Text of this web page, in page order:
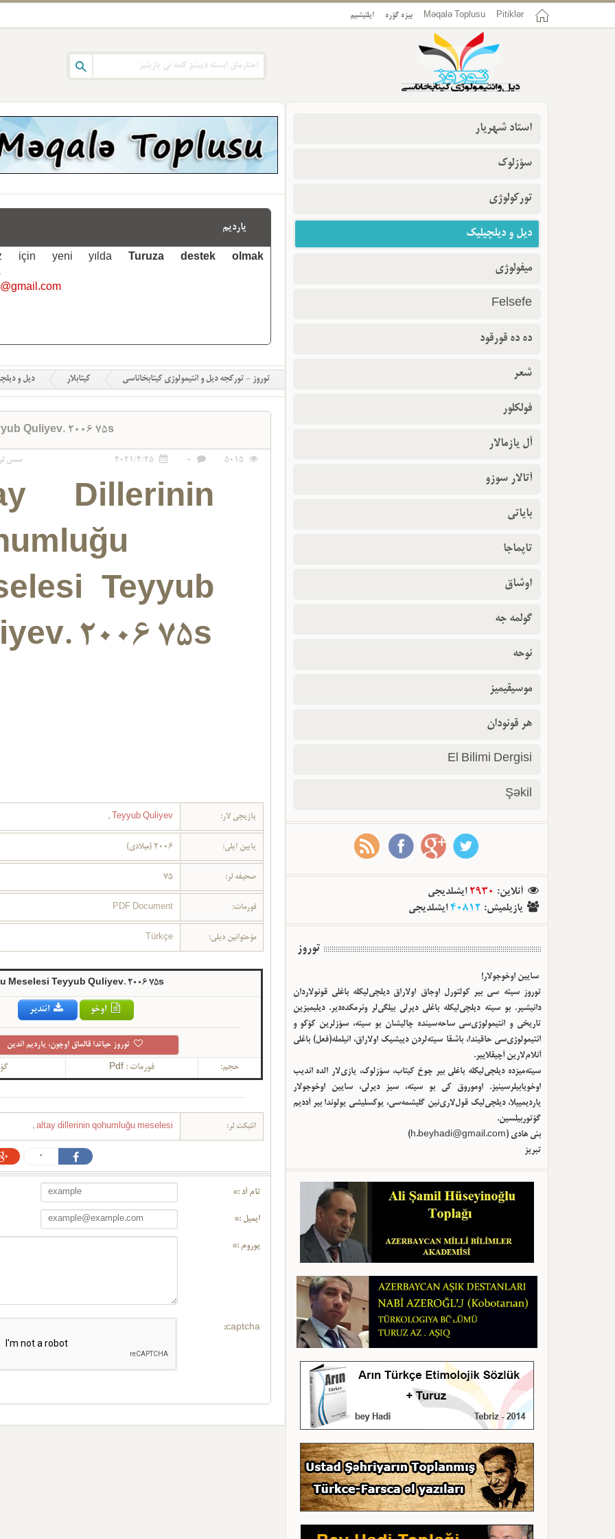
Pitiklər
Məqalə Toplusu بیزه گؤره ایلتیشیم
یاردیم
için yeni yılda
Turuza destek olmak
توروز - تورکجه دیل و ائتیمولوژی کیتابخاناسی کیتابلار دیل و
Quliyev. 2006 75s
5015
0
2021/4/25 سس
Dillerinin
Teyyub
2006 75s
یازیچی لار: Teyyub Quliyev
,
یایین ایلی: 2006 (میلادی)
صحیفه لر: 75
فورمات: PDF Document
مؤحتوانین دیلی: Türkçe
Teyyub Quliyev. 2006 75s
اوخو ائندیر
توروز حیاتدا قالماق اوچون، یاردیم ائدین
حجم: فورمات : Pdf
ائتیکت لر: altay dillerinin qohumluğu meselesi
,
0
تام آد :*
ایمیل :*
یوروم :*
captcha:
استاد شهریار
سؤزلوک
تورکولوژی
دیل و دیلچیلیک
میفولوژی
Felsefe
ده ده قورقود
شعر
فولکلور
أل یازمالار
آتالار سوزو
بایاتی
تاپماجا
اوشاق
گولمه جه
نوحه
موسیقیمیز
هر قونودان
El Bilimi Dergisi
Şəkil
آنلاین:
2930 ایشلدیجی
یازیلمیش:
40812ایشلدیجی
توروز
سایین اوخوجولار!
توروز سیته سی بیر کولتورل اوجاق اولا‌راق دیلچی‌لیکله باغلی قونولاردان
دانیشیر. بو سیته دیلچی‌لیکله باغلی دیرلی بیلگی‌لر وئرمکده‌دیر. دیلیمیزین
تاریخی و ائتیمولوژی‌سی ساحه‌سینده چالیشان بو سیته، سؤزلرین کؤکو و
ائتیمولوژی‌سی حاقیندا، باشقا سیته‌لردن دییشیک اولا‌راق، ائیلمله(فعل) باغلی
آنلام‌لارین آچیقلاییر.
سیته‌میزده دیلچی‌لیکله باغلی بیر چوخ کیتاب، سؤزلوک، یازی‌لار الده ائدیب
اوخویابیلرسینیز. اوموروق کی بو سیته، سیز دیرلی، سایین اوخوجولار
یاردیمییلا، دیلچی‌لیک قول‌لاری‌نین گلیشمه‌سی، یوکسلیشی یولوندا بیر آددیم
گؤتوربیلسین.
بئی هادی (h.beyhadi@gmail.com
)
تبریز